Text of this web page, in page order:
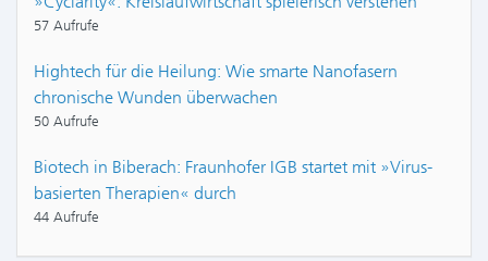
57 Aufrufe
Hightech für die Heilung: Wie smarte Nanofasern
chronische Wunden überwachen
50 Aufrufe
Biotech in Biberach: Fraunhofer IGB startet mit »Virus-
basierten Therapien« durch
44 Aufrufe